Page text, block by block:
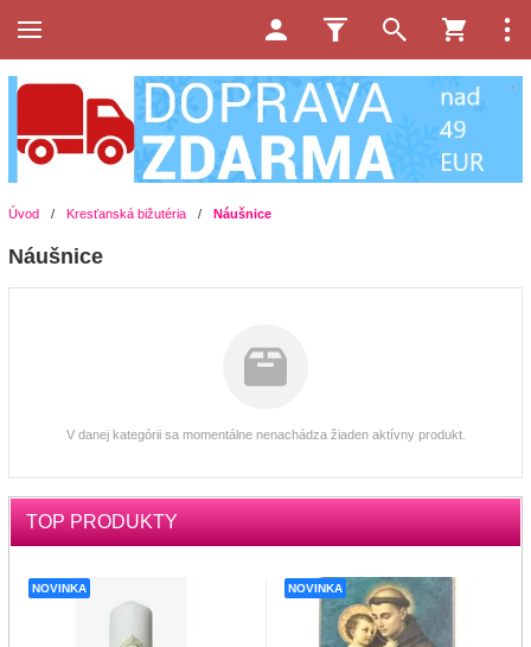
Úvod / Kresťanská bižutéria / Náušnice
Náušnice
V danej kategórii sa momentálne nenachádza žiaden aktívny produkt.
TOP PRODUKTY
NOVINKA NOVINKA